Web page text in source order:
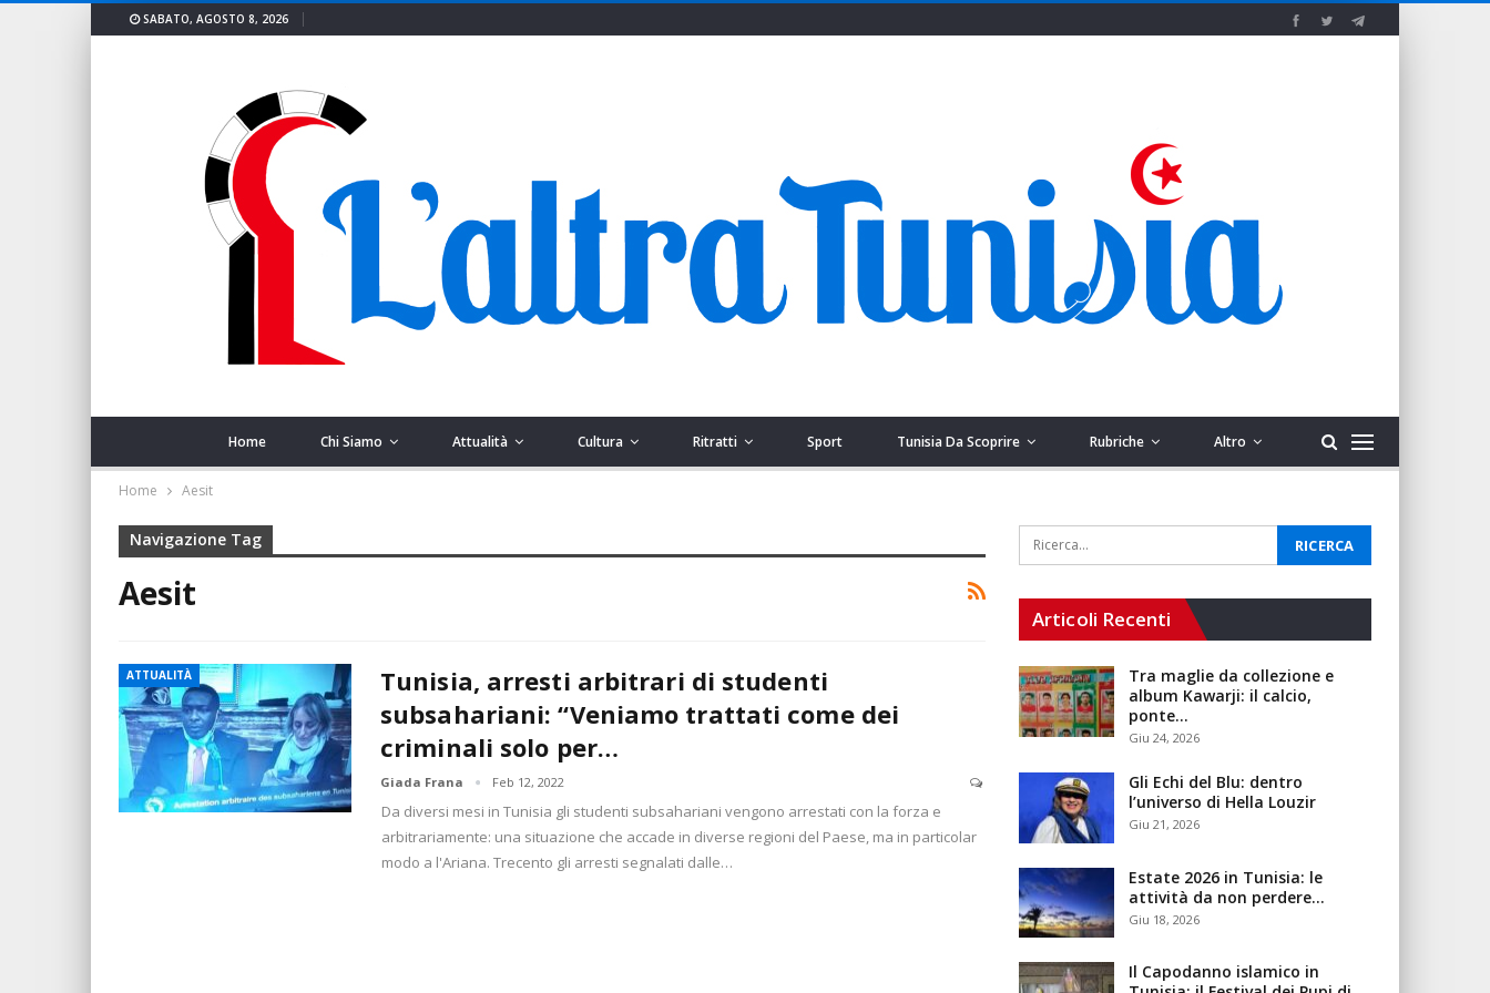
SABATO, AGOSTO 8, 2026
Home Chi Siamo Attualità Cultura Ritratti Sport Tunisia Da Scoprire Rubriche Altro
Home Aesit
Navigazione Tag
Aesit
ATTUALITÀ
Tunisia, arresti arbitrari di studenti
subsahariani: “Veniamo trattati come dei
criminali solo per…
Giada Frana Feb 12, 2022
Da diversi mesi in Tunisia gli studenti subsahariani vengono arrestati con la forza e
arbitrariamente: una situazione che accade in diverse regioni del Paese, ma in particolar
modo a l'Ariana. Trecento gli arresti segnalati dalle…
Articoli Recenti
Tra maglie da collezione e
album Kawarji: il calcio,
ponte…
Giu 24, 2026
Gli Echi del Blu: dentro
l’universo di Hella Louzir
Giu 21, 2026
Estate 2026 in Tunisia: le
attività da non perdere…
Giu 18, 2026
Il Capodanno islamico in